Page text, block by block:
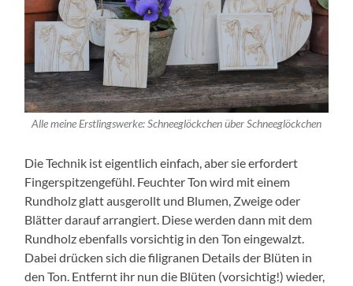
Alle meine Erstlingswerke: Schneeglöckchen über Schneeglöckchen
Die Technik ist eigentlich einfach, aber sie erfordert
Fingerspitzengefühl. Feuchter Ton wird mit einem
Rundholz glatt ausgerollt und Blumen, Zweige oder
Blätter darauf arrangiert. Diese werden dann mit dem
Rundholz ebenfalls vorsichtig in den Ton eingewalzt.
Dabei drücken sich die filigranen Details der Blüten in
den Ton. Entfernt ihr nun die Blüten (vorsichtig!) wieder,